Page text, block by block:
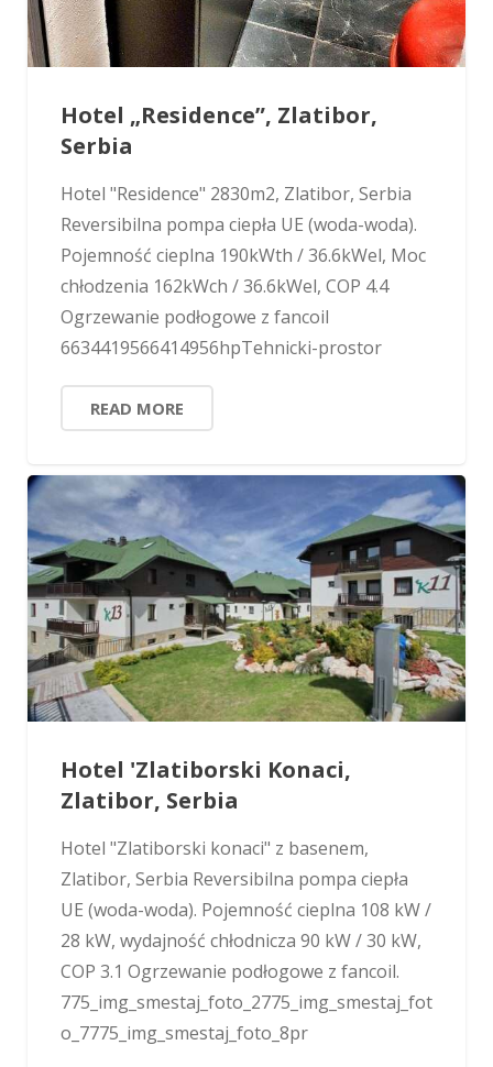
Hotel „Residence”, Zlatibor,
Serbia
Hotel "Residence" 2830m2, Zlatibor, Serbia
Reversibilna pompa ciepła UE (woda-woda).
Pojemność cieplna 190kWth / 36.6kWel, Moc
chłodzenia 162kWch / 36.6kWel, COP 4.4
Ogrzewanie podłogowe z fancoil
6634419566414956hpTehnicki-prostor
READ MORE
Hotel 'Zlatiborski Konaci,
Zlatibor, Serbia
Hotel "Zlatiborski konaci" z basenem,
Zlatibor, Serbia Reversibilna pompa ciepła
UE (woda-woda). Pojemność cieplna 108 kW /
28 kW, wydajność chłodnicza 90 kW / 30 kW,
COP 3.1 Ogrzewanie podłogowe z fancoil.
775_img_smestaj_foto_2775_img_smestaj_fot
o_7775_img_smestaj_foto_8pr